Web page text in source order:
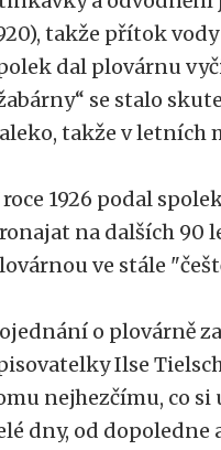
takže přítok
dal plovárnu
se stalo
takže v letních
roce 1926 podal
na dalších 90
ve stále
o plovárně
Ilse
nejhezčímu, co
dny, od dopoledne